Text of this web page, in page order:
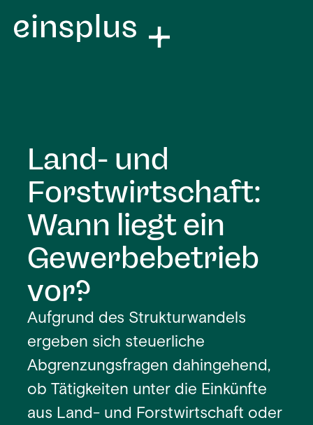
Land- und
Forstwirtschaft:
Wann liegt ein
Gewerbebetrieb
vor?
Aufgrund des Strukturwandels
ergeben sich steuerliche
Abgrenzungsfragen dahingehend,
ob Tätigkeiten unter die Einkünfte
aus Land- und Forstwirtschaft oder